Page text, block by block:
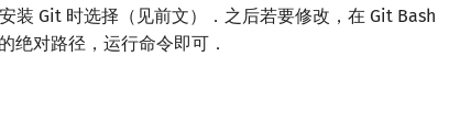
装 Git 时选择（见前文）．之后若要修改，在 Git Bash
绝对路径，运行命令即可．